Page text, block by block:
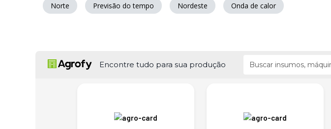
Norte Previsão do tempo Nordeste Onda de calor
Encontre tudo para sua produção